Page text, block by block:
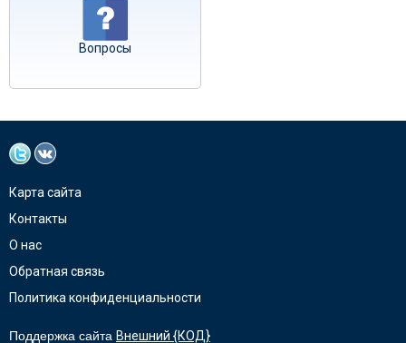
Вопросы
Карта сайта
Контакты
О нас
Обратная связь
Политика конфиденциальности
Поддержка сайта Внешний {КОД}